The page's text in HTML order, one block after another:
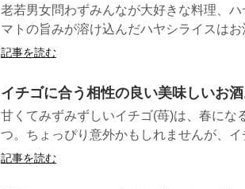
老若男女問わずみんなが大好きな料理、
マトの旨みが溶け込んだハヤシライスは
記事を読む
イチゴに合う相性の良い美味しいお
甘くてみずみずしいイチゴ(苺)は、春にな
つ。ちょっぴり意外かもしれませんが、
記事を読む